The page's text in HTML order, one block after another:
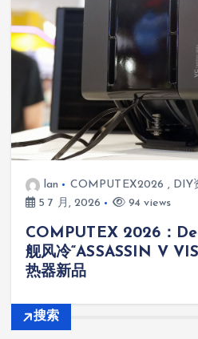
lan COMPUTEX2026 , DIY
5 7 月, 2026
94 views
COMPUTEX 2026：
舰风冷“ASSASSIN V
热器新品
搜索